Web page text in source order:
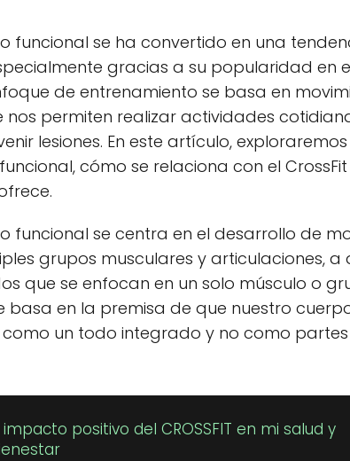
funcional se ha convertido en una
gracias a su popularidad en
de entrenamiento se basa en
nos permiten realizar actividades
lesiones. En este artículo,
cómo se relaciona con el
funcional se centra en el desarrollo de
grupos musculares y articulaciones, a
que se enfocan en un solo músculo o
basa en la premisa de que nuestro
un todo integrado y no como
impacto positivo del CROSSFIT en mi salud y